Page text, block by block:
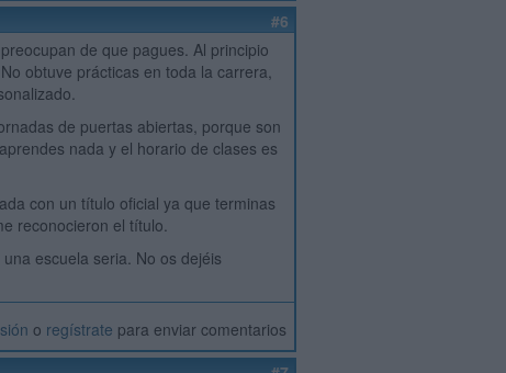
#6
de que pagues. Al principio
obtuve prácticas en toda la carrera,
de puertas abiertas, porque son
nada y el horario de clases es
con un título oficial ya que terminas
reconocieron el título.
escuela seria. No os dejéis
o regístrate para enviar comentarios